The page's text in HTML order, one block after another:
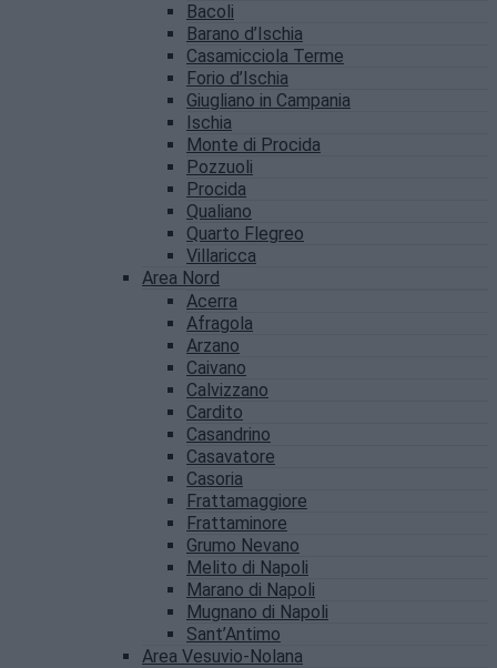
Bacoli
Barano d’Ischia
Casamicciola Terme
Forio d’Ischia
Giugliano in Campania
Ischia
Monte di Procida
Pozzuoli
Procida
Qualiano
Quarto Flegreo
Villaricca
Area Nord
Acerra
Afragola
Arzano
Caivano
Calvizzano
Cardito
Casandrino
Casavatore
Casoria
Frattamaggiore
Frattaminore
Grumo Nevano
Melito di Napoli
Marano di Napoli
Mugnano di Napoli
Sant’Antimo
Area Vesuvio-Nolana